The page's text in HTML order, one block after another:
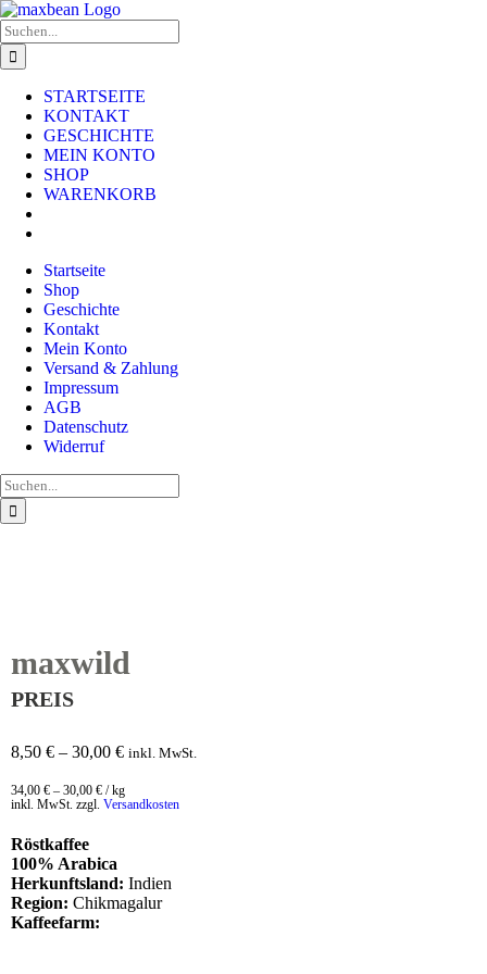
Zum
Inhalt
springen
Facebook
X
Instagram
Pinterest
Suche
nach:
STARTSEITE
KONTAKT
GESCHICHTE
MEIN KONTO
SHOP
WARENKORB
Startseite
Shop
Geschichte
Kontakt
Mein Konto
Versand & Zahlung
Impressum
AGB
Datenschutz
Widerruf
Suche
nach:
maxwild
8,50 € – 30,00 € inkl. MwSt.
34,00 € – 30,00 € /kg
inkl. MwSt. zzgl. Versandkosten
Röstkaffee
100% Arabica
Herkunftsland: Indien
Region: Chikmagalur
Kaffeefarm: